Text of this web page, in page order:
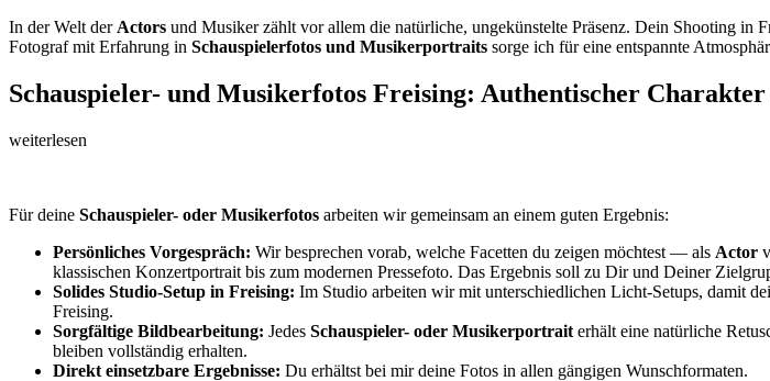
In der Welt der Actors und Musiker zählt vor allem die natürliche, ungekünstelte Präsenz. Dein Shooting in
Fotograf mit Erfahrung in Schauspielerfotos und Musikerportraits sorge ich für eine entspannte
Schauspieler- und Musikerfotos Freising: Authentischer
weiterlesen
Für deine Schauspieler- oder Musikerfotos arbeiten wir gemeinsam an einem guten Ergebnis:
Persönliches Vorgespräch: Wir besprechen vorab, welche Facetten du zeigen möchtest — als Actor
klassischen Konzertportrait bis zum modernen Pressefoto. Das Ergebnis soll zu Dir und Deiner
Solides Studio-Setup in Freising: Im Studio arbeiten wir mit unterschiedlichen Licht-Setups, damit
Freising.
Sorgfältige Bildbearbeitung: Jedes Schauspieler- oder Musikerportrait erhält eine natürliche
bleiben vollständig erhalten.
Direkt einsetzbare Ergebnisse: Du erhältst bei mir deine Fotos in allen gängigen Wunschformaten.